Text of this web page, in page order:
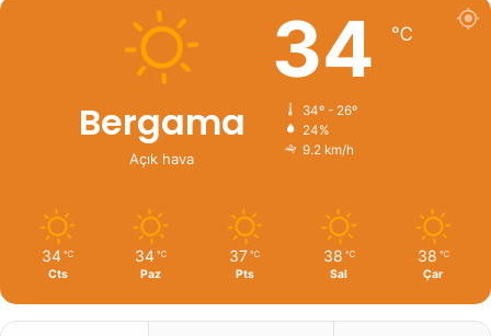
Bergama
Açık hava
34 ℃
34º - 26º
24%
9.2 km/h
34 ℃
Cts
34 ℃
Paz
37 ℃
Pts
38 ℃
Sal
38 ℃
Çar